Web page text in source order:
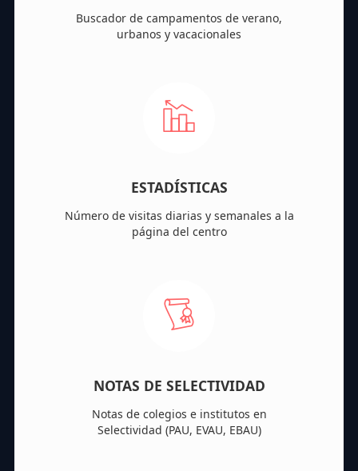
Buscador de campamentos de verano,
urbanos y vacacionales
ESTADÍSTICAS
Número de visitas diarias y semanales a la
página del centro
NOTAS DE SELECTIVIDAD
Notas de colegios e institutos en
Selectividad (PAU, EVAU, EBAU)